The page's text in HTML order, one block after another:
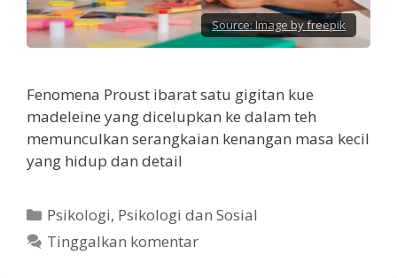
Source:Image by freepik
Fenomena Proust ibarat satu gigitan kue
madeleine yang dicelupkan ke dalam teh
memunculkan serangkaian kenangan masa kecil
yang hidup dan detail
Kategori
Psikologi, Psikologi dan Sosial
Tinggalkan komentar